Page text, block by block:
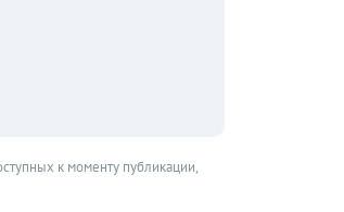
к моменту публикации,